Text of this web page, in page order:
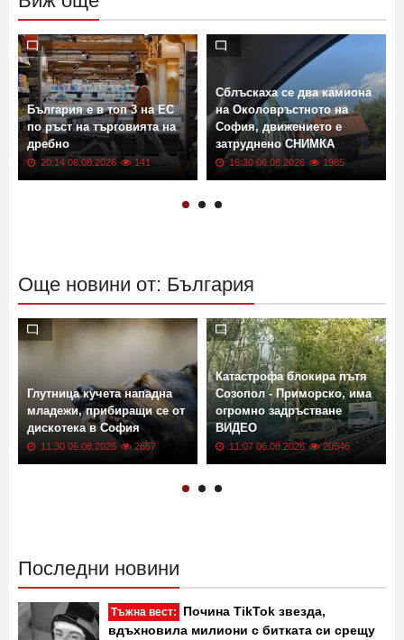
България е в топ 3 на ЕС
по ръст на търговията на
дребно
20:14 06.08.2026 141
Сблъскаха се два камиона
на Околовръстното на
София, движението е
затруднено СНИМКА
16:30 06.08.2026 1985
Още новини от: България
Глутница кучета нападна
младежи, прибиращи се от
дискотека в София
11:30 06.08.2026 2657
Катастрофа блокира пътя
Созопол - Приморско, има
огромно задръстване
ВИДЕО
11:07 06.08.2026 20546
Последни новини
Тъжна вест:
Почина TikTok звезда,
вдъхновила милиони с битката си срещу